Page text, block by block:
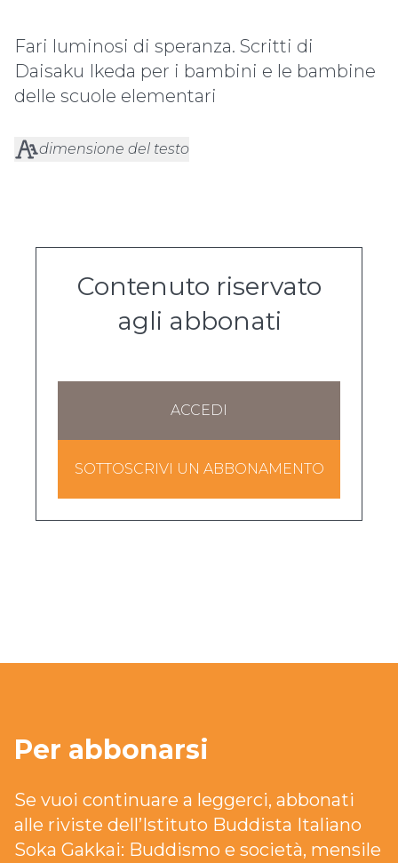
Fari luminosi di speranza. Scritti di
Daisaku Ikeda per i bambini e le bambine
delle scuole elementari
dimensione del testo
Contenuto riservato
agli abbonati
ACCEDI
SOTTOSCRIVI UN ABBONAMENTO
Per abbonarsi
Se vuoi continuare a leggerci, abbonati
alle riviste dell’Istituto Buddista Italiano
Soka Gakkai: Buddismo e società, mensile